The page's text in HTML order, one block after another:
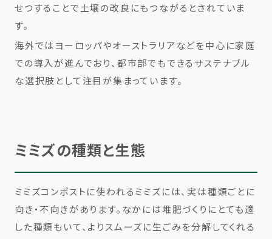
せつすることで土壌の改良にもつながるとされていま
す。
海外ではヨーロッパやオーストラリアなどを中心に家庭
での導入が進んでおり、都市部でもできるサステナブル
な選択肢として注目が集まっています。
ミミズの種類と生態
ミミズコンポストに使われるミミズには、実は種類ごとに
向き・不向きがあります。なかには堆肥づくりにとても適
した種類もいて、よりスムーズに生ごみを分解してくれる